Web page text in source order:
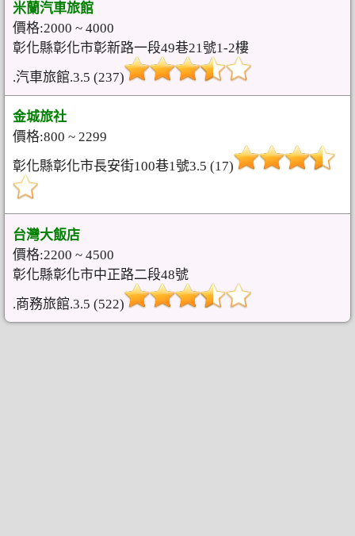
米蘭汽車旅館
價格:2000 ~ 4000
彰化縣彰化市彰新路一段49巷21號1-2樓
.汽車旅館.3.5 (237)
金城旅社
價格:800 ~ 2299
彰化縣彰化市長安街100巷1號3.5 (17)
台灣大飯店
價格:2200 ~ 4500
彰化縣彰化市中正路二段48號
.商務旅館.3.5 (522)